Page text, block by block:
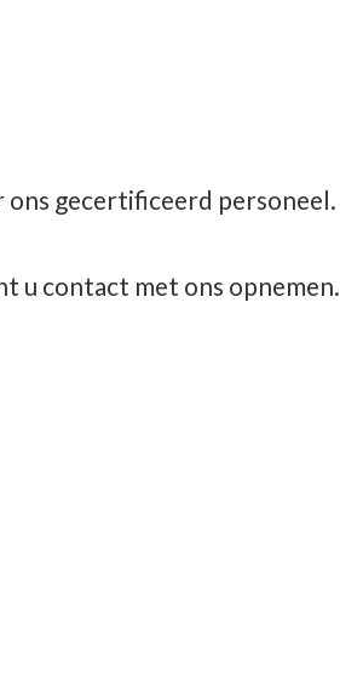
gecertificeerd personeel.
u contact met ons opnemen.